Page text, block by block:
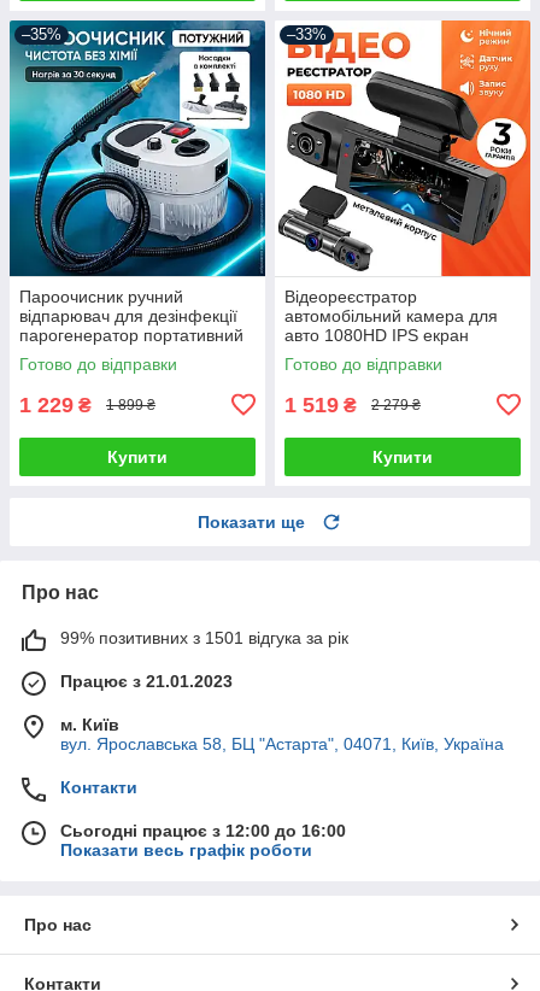
–35%
Пароочисник ручний
відпарювач для дезінфекції
парогенератор портативний
потужний з насадками для
прибирання
Готово до відправки
1 229 ₴ 1 899 ₴
Купити
–33%
Відеореєстратор
автомобільний камера для
авто 1080HD IPS екран
акумуляторний 2 камери
циклічний запис датчик руху
Готово до відправки
1 519 ₴ 2 279 ₴
Купити
Показати ще
Про нас
99% позитивних з 1501 відгука за рік
Працює з 21.01.2023
м. Київ
вул. Ярославська 58, БЦ "Астарта", 04071, Київ, Україна
Контакти
Сьогодні працює з 12:00 до 16:00
Показати весь графік роботи
Про нас
Контакти